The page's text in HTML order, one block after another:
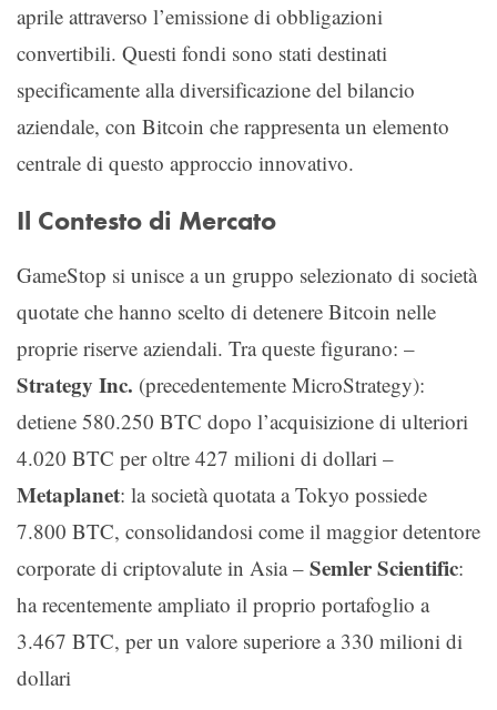
aprile attraverso l’emissione di obbligazioni
convertibili. Questi fondi sono stati destinati
specificamente alla diversificazione del bilancio
aziendale, con Bitcoin che rappresenta un elemento
centrale di questo approccio innovativo.
Il Contesto di Mercato
GameStop si unisce a un gruppo selezionato di società
quotate che hanno scelto di detenere Bitcoin nelle
proprie riserve aziendali. Tra queste figurano: –
Strategy Inc. (precedentemente MicroStrategy):
detiene 580.250 BTC dopo l’acquisizione di ulteriori
4.020 BTC per oltre 427 milioni di dollari –
Metaplanet: la società quotata a Tokyo possiede
7.800 BTC, consolidandosi come il maggior detentore
corporate di criptovalute in Asia – Semler Scientific:
ha recentemente ampliato il proprio portafoglio a
3.467 BTC, per un valore superiore a 330 milioni di
dollari